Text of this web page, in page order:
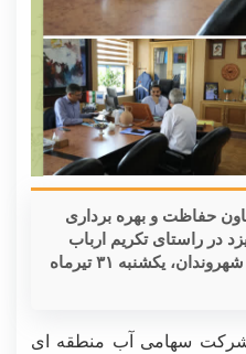
حفاظت و بهره برداری
راستای تکریم ارباب
رجوع و جهت بررسی مشکلات شهروندان، یکشنبه ۳۱ تیرماه
سهامی آب منطقه ای